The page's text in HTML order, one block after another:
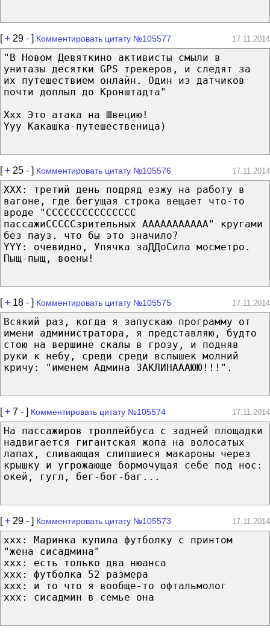
[+ 29 - ] Комментировать цитату №105577 17.11.2014
"В Новом Девяткино активисты смыли в
унитазы десятки GPS трекеров, и следят за
их путешествием онлайн. Один из датчиков
почти доплыл до Кронштадта"
Xxx Это атака на Швецию!
Yyy Какашка-путешественица)
[+ 25 - ] Комментировать цитату №105576 17.11.2014
XXX: третий день подряд езжу на работу в
вагоне, где бегущая строка вещает что-то
вроде "ССССССССССССССС
пассажиСССССзрительных ААААААААААА" кругами
без пауз. что бы это значило?
YYY: очевидно, Упячка заДДоСила мосметро.
Пыщ-пыщ, воены!
[+ 18 - ] Комментировать цитату №105575 17.11.2014
Всякий раз, когда я запускаю программу от
имени администратора, я представляю, будто
стою на вершине скалы в грозу, и подняв
руки к небу, среди среди вспышек молний
кричу: "именем Админа ЗАКЛИНАААЮЮ!!!".
[+ 7 - ] Комментировать цитату №105574 17.11.2014
На пассажиров троллейбуса с задней площадки
надвигается гигантская жопа на волосатых
лапах, сливающая слипшиеся макароны через
крышку и угрожающе бормочущая себе под нос:
окей, гугл, бег-бог-баг...
[+ 29 - ] Комментировать цитату №105573 17.11.2014
xxx: Маринка купила футболку с принтом
"жена сисадмина"
xxx: есть только два нюанса
xxx: футболка 52 размера
xxx: и то что я вообще-то офтальмолог
xxx: сисадмин в семье она